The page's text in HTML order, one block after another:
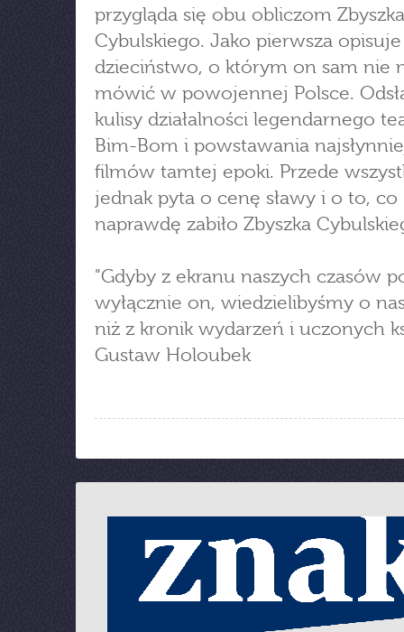
przygląda się obu obliczom Zbyszka
Cybulskiego. Jako pierwsza opisuje
dzieciństwo, o którym on sam nie
mówić w powojennej Polsce.
kulisy działalności legendarnego
Bim-Bom i powstawania
filmów tamtej epoki. Przede
jednak pyta o cenę sławy i o to, co
naprawdę zabiło Zbyszka
"Gdyby z ekranu naszych czasów
wyłącznie on, wiedzielibyśmy o
niż z kronik wydarzeń i uczonych
Gustaw Holoubek